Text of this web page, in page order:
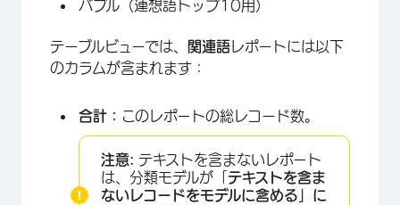
バブル（連想語トップ10用）
テーブルビューでは、 関連語 レポートには以下
のカラムが含まれます：
合計： このレポートの総レコード数。
注意: テキストを含まないレポート
は、分類モデルが「 テキストを含ま
ないレコードをモデルに含める」に